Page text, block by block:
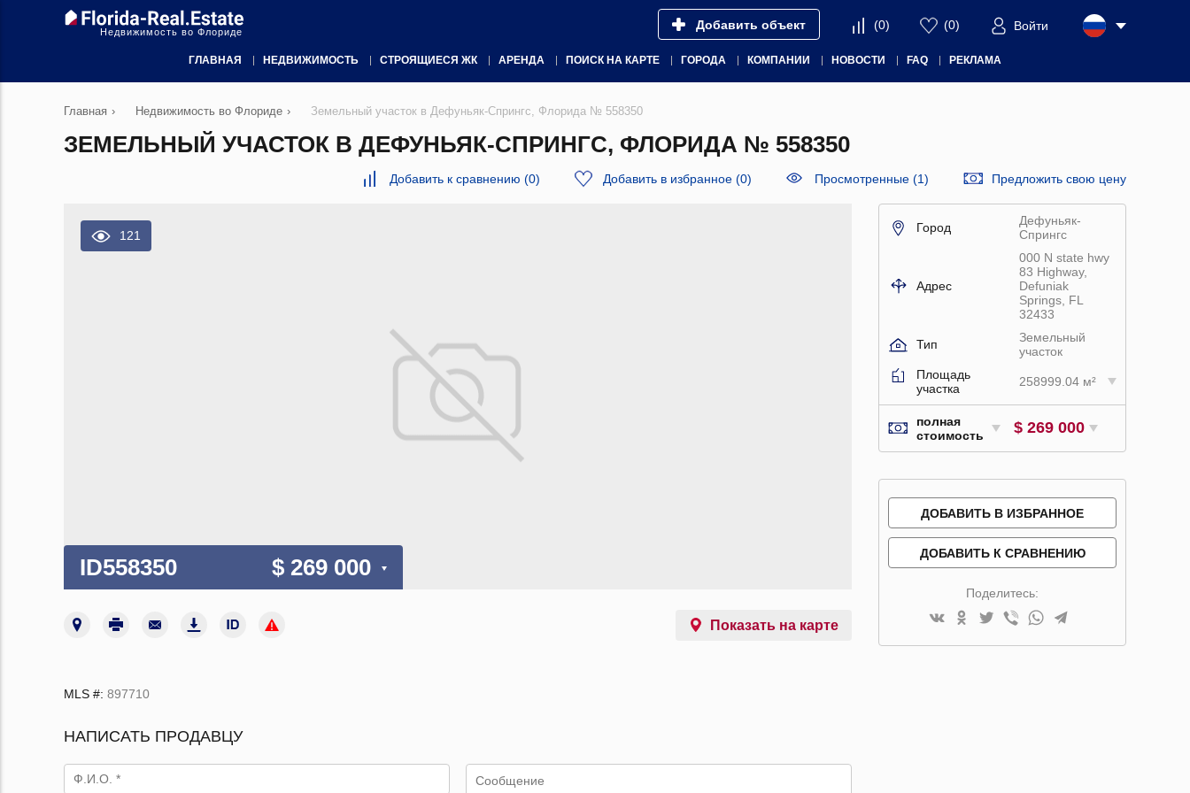
Недвижимость во Флориде Добавить объект (0) (0) Войти
ГЛАВНАЯ НЕДВИЖИМОСТЬ СТРОЯЩИЕСЯ ЖК АРЕНДА ПОИСК НА КАРТЕ ГОРОДА КОМПАНИИ НОВОСТИ FAQ РЕКЛАМА
Главная › Недвижимость во Флориде › Земельный участок в Дефуньяк-Спрингс, Флорида № 558350
ЗЕМЕЛЬНЫЙ УЧАСТОК В ДЕФУНЬЯК-СПРИНГС, ФЛОРИДА № 558350
Добавить к сравнению (0) Добавить в избранное (0) Просмотренные (1) Предложить свою цену
121
ID558350 $ 269 000
Показать на карте
MLS #: 897710
НАПИСАТЬ ПРОДАВЦУ
Город
Дефуньяк-
Спрингс
Адрес
000 N state hwy
83 Highway,
Defuniak
Springs, FL
32433
Тип
Земельный
участок
Площадь
участка
258999.04 м²
полная
стоимость
$ 269 000
ДОБАВИТЬ В ИЗБРАННОЕ
ДОБАВИТЬ К СРАВНЕНИЮ
Поделитесь: